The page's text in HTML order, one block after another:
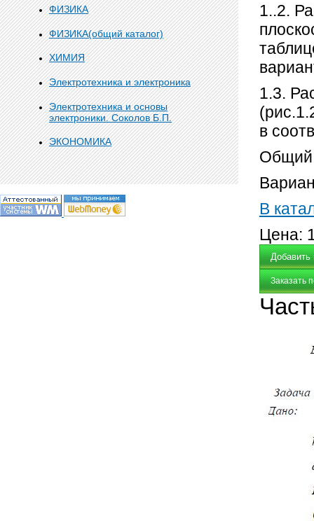
ФИЗИКА
ФИЗИКА(общий каталог)
ХИМИЯ
Электротехника и электроника
Электротехника и основы
электроники. Соколов Б.П.
ЭКОНОМИКА
1..2.
1.3.
в
Общий
В
Цена:
Заказать